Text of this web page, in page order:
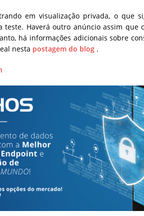
em visualização privada, o que
teste. Haverá outro anúncio assim que
há informações adicionais sobre
nesta postagem do blog .